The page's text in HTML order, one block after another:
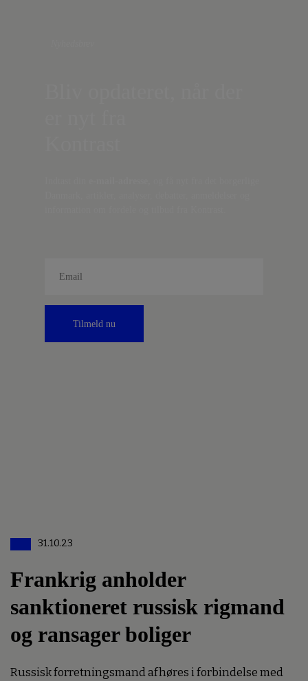
Tilmeld nu
31.10.23
Frankrig anholder
sanktioneret russisk rigmand
og ransager boliger
Russisk forretningsmand afhøres i forbindelse med